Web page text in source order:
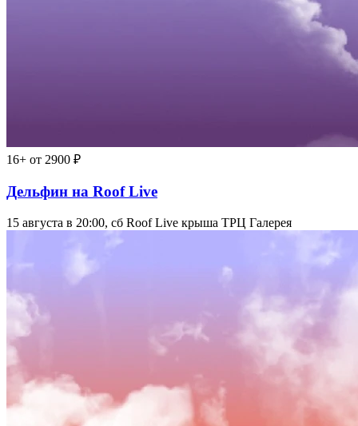
16+ от 2900 ₽
Дельфин на Roof Live
15 августа в 20:00, сб Roof Live крыша ТРЦ Галерея